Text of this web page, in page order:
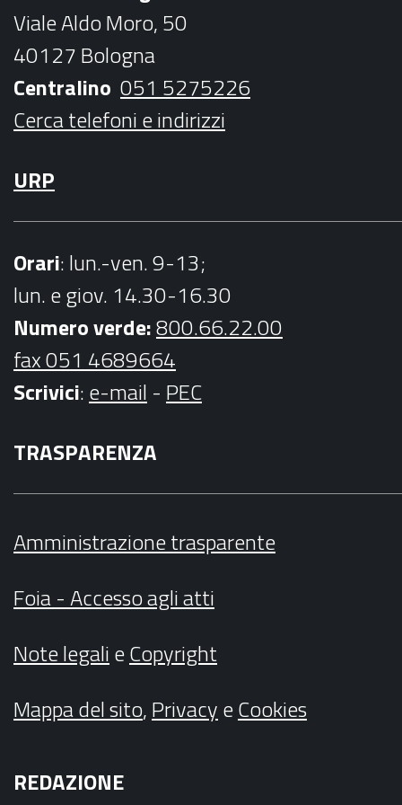
o
k
r
r
a
m
b
e
Viale Aldo Moro, 50
40127 Bologna
Centralino 051 5275226
Cerca telefoni e indirizzi
URP
Orari: lun.-ven. 9-13;
lun. e giov. 14.30-16.30
Numero verde:800.66.22.00
fax 051 4689664
Scrivici:e-mail - PEC
TRASPARENZA
Amministrazione trasparente
Foia - Accesso agli atti
Note legalieCopyright
Mappa del sito,PrivacyeCookies
REDAZIONE